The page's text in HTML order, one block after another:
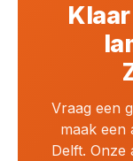
Vraag een
maak een
Delft. Onze